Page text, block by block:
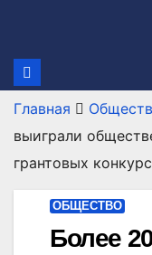
содержимому
Главная
выиграли
грантовых
ОБЩЕСТВО
Более